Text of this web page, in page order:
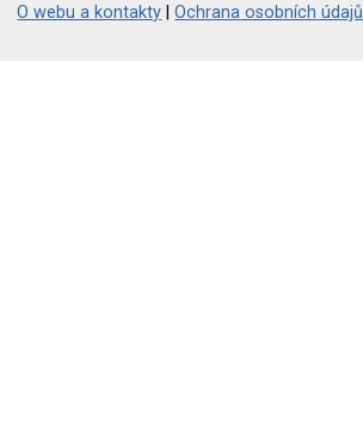
O webu a kontakty |Ochrana osobních údajů